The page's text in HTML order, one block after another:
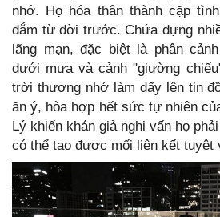
nhớ. Họ hóa thân thành cặp
đắm từ đời trước. Chứa đựng
lãng mạn, đặc biệt là phân
dưới mưa và cảnh "giường
trời thương nhớ làm dấy lên tin
ăn ý, hòa hợp hết sức tự nhiên
Lý khiến khán giả nghi vấn họ
có thể tạo được mối liên kết tuyệt